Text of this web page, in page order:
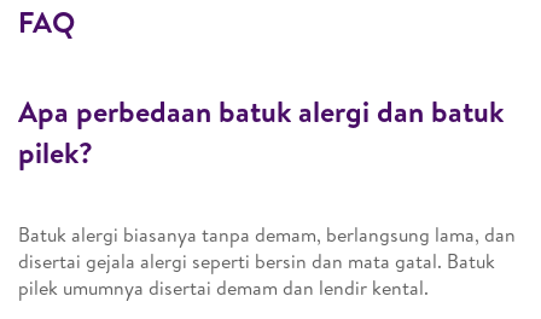
FAQ
Apa perbedaan batuk alergi dan batuk
pilek?
Batuk alergi biasanya tanpa demam, berlangsung lama, dan
disertai gejala alergi seperti bersin dan mata gatal. Batuk
pilek umumnya disertai demam dan lendir kental.